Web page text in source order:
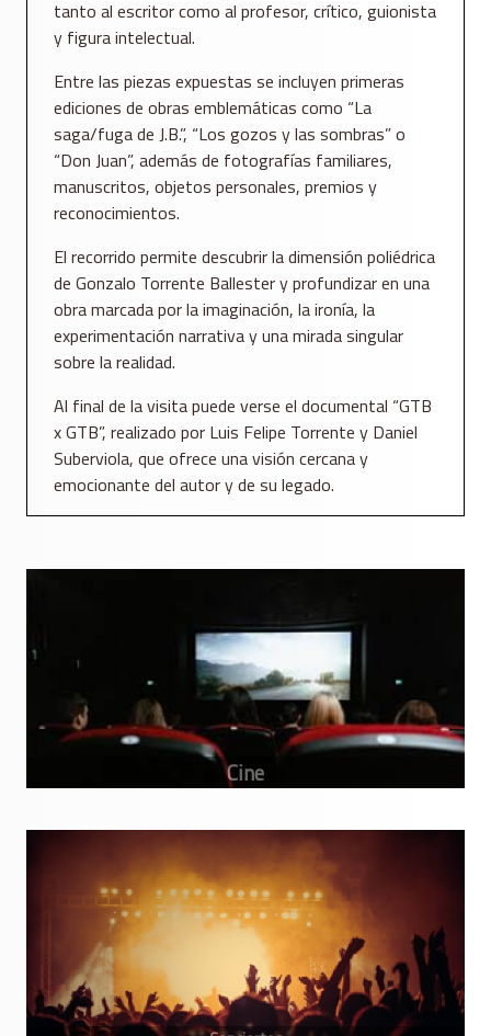
tanto al escritor como al profesor, crítico, guionista
y figura intelectual.
Entre las piezas expuestas se incluyen primeras
ediciones de obras emblemáticas como “La
saga/fuga de J.B.”, “Los gozos y las sombras” o
“Don Juan”, además de fotografías familiares,
manuscritos, objetos personales, premios y
reconocimientos.
El recorrido permite descubrir la dimensión poliédrica
de Gonzalo Torrente Ballester y profundizar en una
obra marcada por la imaginación, la ironía, la
experimentación narrativa y una mirada singular
sobre la realidad.
Al final de la visita puede verse el documental “GTB
x GTB”, realizado por Luis Felipe Torrente y Daniel
Suberviola, que ofrece una visión cercana y
emocionante del autor y de su legado.